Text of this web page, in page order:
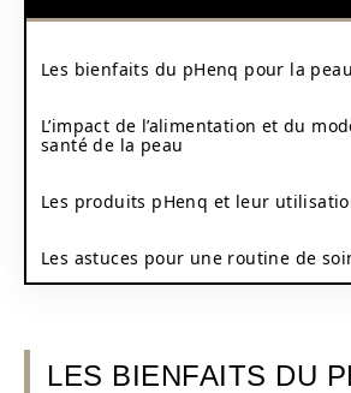
Les bienfaits du pHenq pour la peau
L’impact de l’alimentation et du
santé de la peau
Les produits pHenq et leur
Les astuces pour une routine de
LES BIENFAITS DU